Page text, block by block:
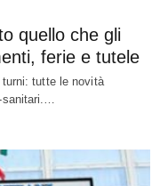
quello che gli
ferie e tutele
tutte le novità